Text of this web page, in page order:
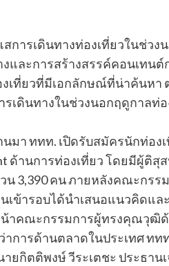
การเดินทางท่องเที่ยวในช่วง
ละการสร้างสรรค์คอนเทนต์
เที่ยวที่มีเอกลักษณ์ที่น่าค้นหา
เดินทางในช่วงนอกฤดูกาลท่
มา ททท. เปิดรับสมัครนักท่อง
ด้านการท่องเที่ยว โดยมีผู้ติสุ
น 3,390 คน ภายหลังคณะกรร
เข้ารอบได้นำเสนอแนวคิดแล
าคณะกรรมการผู้ทรงคุณวุฒิด้
การด้านตลาดในประเทศ ทท
ยกิตติพงษ์ วีระเตชะ ประธา